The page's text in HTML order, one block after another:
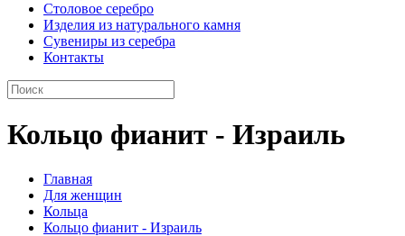
Столовое серебро
Изделия из натурального камня
Сувениры из серебра
Контакты
Кольцо фианит - Израиль
Главная
Для женщин
Кольца
Кольцо фианит - Израиль